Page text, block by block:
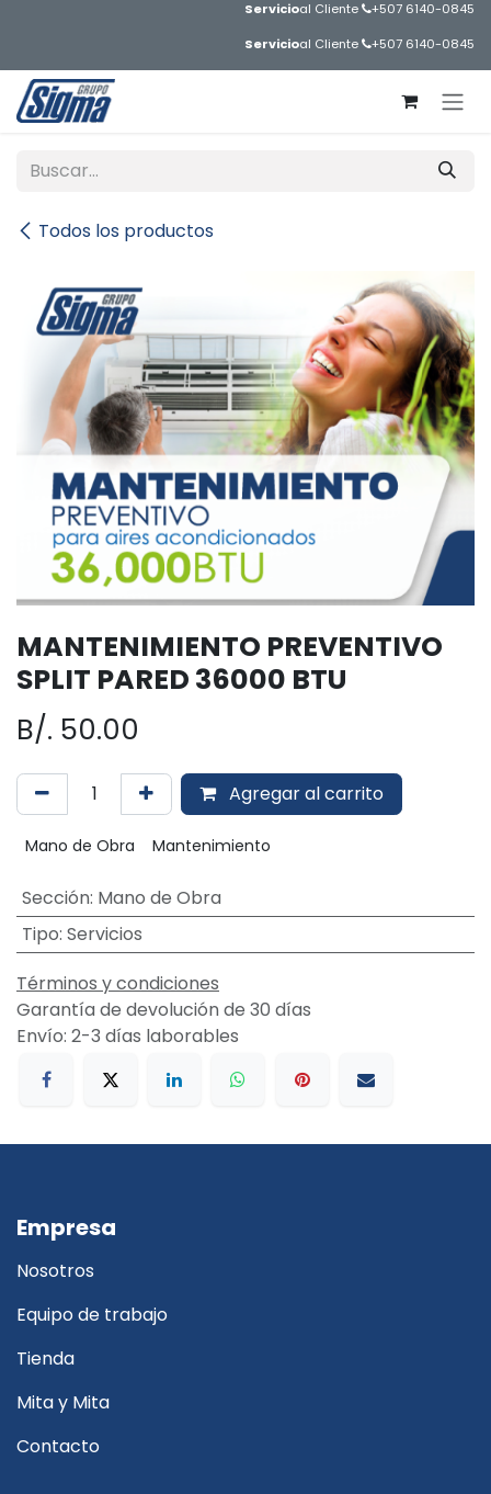
Servicioal Cliente
+507 6140-0845
Servicioal Cliente +507 6140-0845
Todos los productos
MANTENIMIENTO PREVENTIVO
SPLIT PARED 36000 BTU
B/. 50.00
Agregar al carrito
Mano de Obra Mantenimiento
Sección: Mano de Obra
Tipo: Servicios
Términos y condiciones
Garantía de devolución de 30 días
Envío: 2-3 días laborables
Empresa
Nosotros
Equipo de trabajo
Tienda
Mita y Mita
Contacto